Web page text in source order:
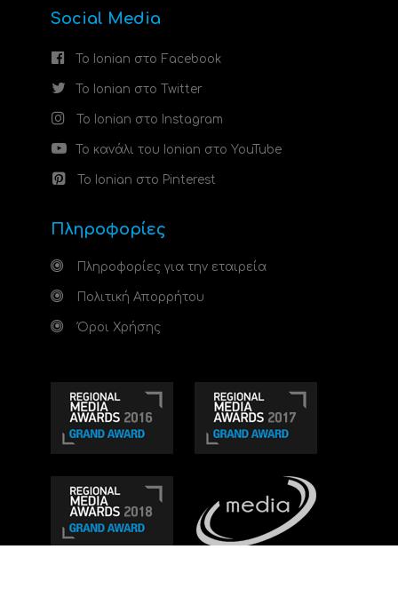
Social Media
Το Ionian στο Facebook
Το Ionian στο Twitter
Το Ionian στο Instagram
Το κανάλι του Ionian στο YouTube
Το Ionian στο Pinterest
Πληροφορίες
Πληροφορίες για την εταιρεία
Πολιτική Απορρήτου
Όροι Χρήσης